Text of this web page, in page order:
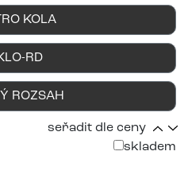
KOLA
RD
ROZSAH
seřadit dle ceny
skladem